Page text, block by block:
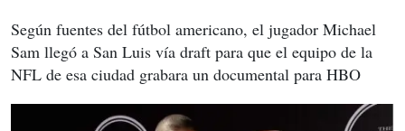
Según fuentes del fútbol americano, el jugador Michael
Sam llegó a San Luis vía draft para que el equipo de la
NFL de esa ciudad grabara un documental para HBO